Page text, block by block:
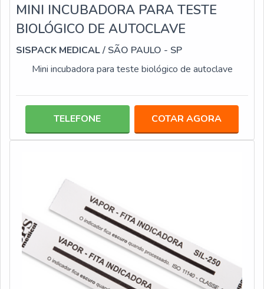
MINI INCUBADORA PARA TESTE
BIOLÓGICO DE AUTOCLAVE
SISPACK MEDICAL/ SÃO PAULO - SP
Mini incubadora para teste biológico de autoclave
TELEFONE COTAR AGORA